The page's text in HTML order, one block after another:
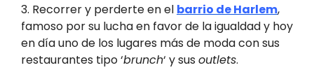
3. Recorrer y perderte en el barrio de Harlem,
famoso por su lucha en favor de la igualdad y hoy
en día uno de los lugares más de moda con sus
restaurantes tipo ‘brunch‘ y sus outlets.